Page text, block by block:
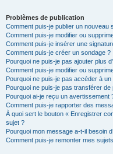
Problèmes de publication
Comment puis-je publier un nouveau
Comment puis-je modifier ou
Comment puis-je insérer une
Comment puis-je créer un sondage ?
Pourquoi ne puis-je pas ajouter plus
Comment puis-je modifier ou
Pourquoi ne puis-je pas accéder à un
Pourquoi ne puis-je pas transférer de
Pourquoi ai-je reçu un avertissement
Comment puis-je rapporter des
À quoi sert le bouton « Enregistrer
sujet ?
Pourquoi mon message a-t-il besoin
Comment puis-je remonter mes